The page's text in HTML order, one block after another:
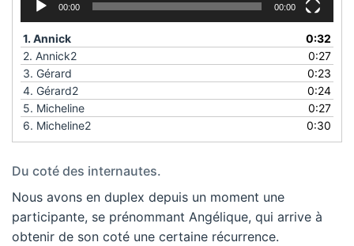
00:00 00:00
1. Annick
0:32
2. Annick2
0:27
3. Gérard
0:23
4. Gérard2
0:24
5. Micheline
0:27
6. Micheline2 0:30
Du coté des internautes.
Nous avons en duplex depuis un moment une
participante, se prénommant Angélique, qui arrive à
obtenir de son coté une certaine récurrence.